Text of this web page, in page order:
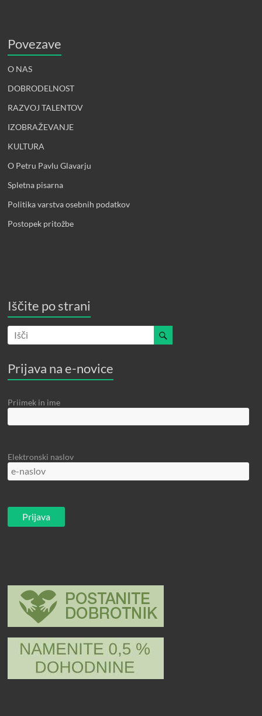
Povezave
O NAS
DOBRODELNOST
RAZVOJ TALENTOV
IZOBRAŽEVANJE
KULTURA
O Petru Pavlu Glavarju
Spletna pisarna
Politika varstva osebnih podatkov
Postopek pritožbe
Iščite po strani
Prijava na e-novice
Priimek in ime
Elektronski naslov